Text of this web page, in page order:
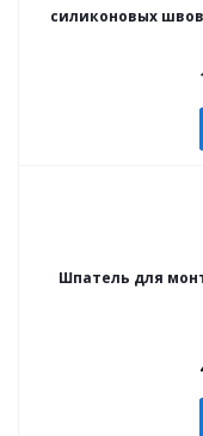
силиконовых
Шпатель для